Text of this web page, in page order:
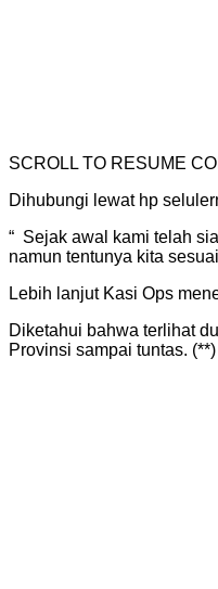
SCROLL TO RESUME
Dihubungi lewat hp
“ Sejak awal kami telah
namun tentunya kita
Lebih lanjut Kasi Ops
Diketahui bahwa terlihat
Provinsi sampai tuntas. (**)